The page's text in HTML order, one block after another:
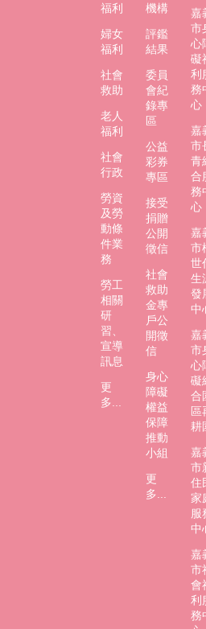
福利
婦女
福利
社會
救助
老人
福利
社會
行政
勞資
及勞
動條
件業
務
勞工
相關
研
習、
宣導
訊息
更
多...
機構
評鑑
結果
委員
會紀
錄專
區
公益
彩券
專區
接受
捐贈
公開
徵信
社會
救助
金專
戶公
開徵
信
身心
障礙
權益
保障
推動
小組
更
多...
嘉
市
心
礙
利
務
心
嘉
市
青
合
務
心
嘉
市
世
生
發
中
嘉
市
心
礙
合
區
耕
嘉
市
住
家
服
中
嘉
市
會
利
務